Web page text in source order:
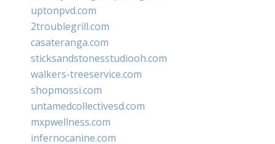
uptonpvd.com
2troublegrill.com
casateranga.com
sticksandstonesstudiooh.com
walkers-treeservice.com
shopmossi.com
untamedcollectivesd.com
mxpwellness.com
infernocanine.com